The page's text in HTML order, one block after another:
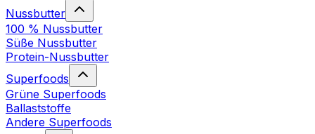
Nussbutter
100 % Nussbutter
Süße Nussbutter
Protein-Nussbutter
Superfoods
Grüne Superfoods
Ballaststoffe
Andere Superfoods